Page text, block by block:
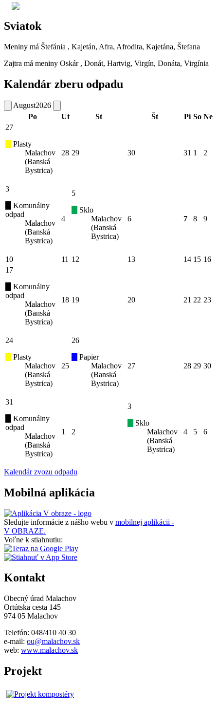
Sviatok
Meniny má Štefánia , Kajetán, Afra, Afrodita, Kajetána, Štefana
Zajtra má meniny Oskár , Donát, Hartvig, Virgín, Donáta, Virgínia
Kalendár zberu odpadu
August2026
Po
Ut St Št Pi So Ne
27
Plasty
Malachov
(Banská
Bystrica)
28 29 30 31 1 2
3
Komunálny
odpad
Malachov
(Banská
Bystrica)
4
5
Sklo
Malachov
(Banská
Bystrica)
6 7 8 9
10 11 12 13 14 15 16
17
Komunálny
odpad
Malachov
(Banská
Bystrica)
18 19 20 21 22 23
24
Plasty
Malachov
(Banská
Bystrica)
25
26
Papier
Malachov
(Banská
Bystrica)
27 28 29 30
31
Komunálny
odpad
Malachov
(Banská
Bystrica)
1 2
3
Sklo
Malachov
(Banská
Bystrica)
4 5 6
Kalendár zvozu odpadu
Mobilná aplikácia
Sledujte informácie z nášho webu v mobilnej aplikácii -
V OBRAZE.
Voľne k stiahnutiu:
Kontakt
Obecný úrad Malachov
Ortútska cesta 145
974 05 Malachov
Telefón: 048/410 40 30
e-mail: ou@malachov.sk
web: www.malachov.sk
Projekt